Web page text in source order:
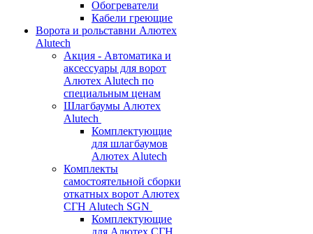
Обогреватели
Кабели греющие
Ворота и рольставни Алютех
Alutech
Акция - Автоматика и
аксессуары для ворот
Алютех Alutech по
специальным ценам
Шлагбаумы Алютех
Alutech
Комплектующие
для шлагбаумов
Алютех Alutech
Комплекты
самостоятельной сборки
откатных ворот Алютех
СГН Alutech SGN
Комплектующие
для Алютех СГН